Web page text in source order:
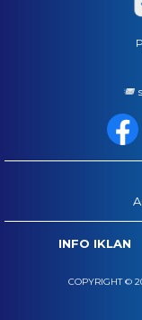
INFO IKLAN
COPYRIGHT ©